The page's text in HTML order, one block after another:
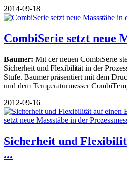
2014-09-18
CombiSerie setzt neue
Baumer: Mit der neuen CombiSerie
Sicherheit und Flexibilität in der
Stufe. Baumer präsentiert mit dem
und dem Temperaturmesser
2012-09-16
Sicherheit und
...